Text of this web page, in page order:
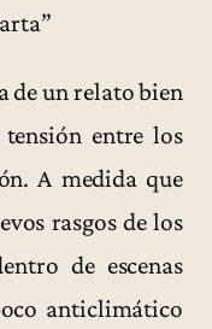
de un relato bien
entre los
A medida que
rasgos de los
de escenas
anticlimático